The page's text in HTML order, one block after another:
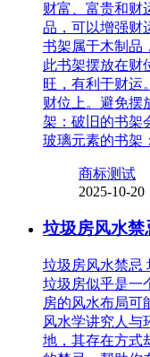
财富、富贵和财
品，可以增强财
书架属于木制品
此书架摆放在财
旺，有利于财运
财位上。避免摆
架：破旧的书架
玻璃元素的书架：
商标测试
2025-10-20
垃圾房风水禁
垃圾房风水禁忌
垃圾房似乎是一
房的风水布局可
风水学讲究人与
地，其存在方式